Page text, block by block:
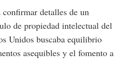
confirmar detalles de un
de propiedad intelectual del
Unidos buscaba equilibrio
asequibles y el fomento a